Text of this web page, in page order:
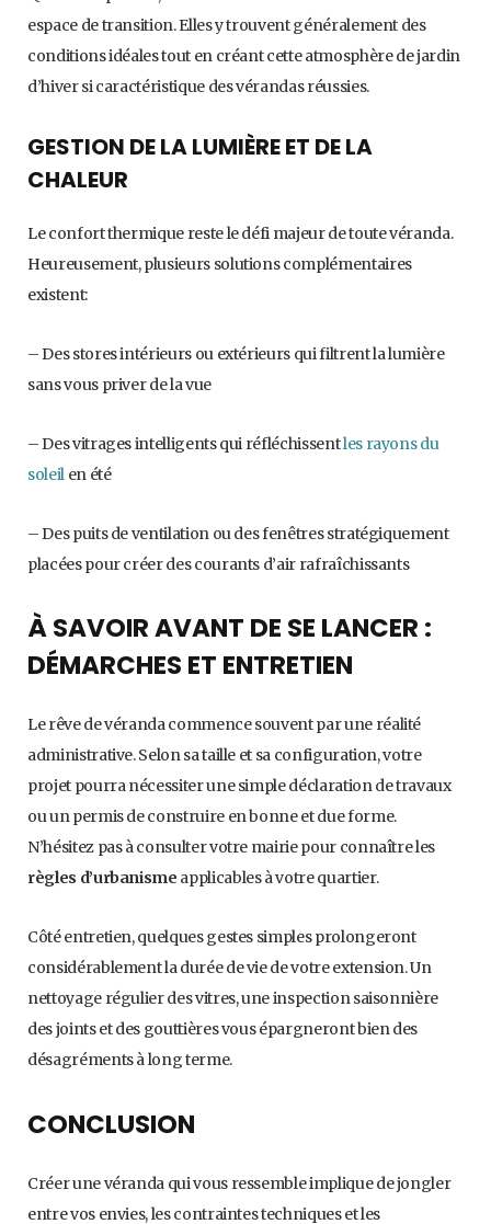
espace de transition. Elles y trouvent généralement des
conditions idéales tout en créant cette atmosphère de jardin
d’hiver si caractéristique des vérandas réussies.
GESTION DE LA LUMIÈRE ET DE LA
CHALEUR
Le confort thermique reste le défi majeur de toute véranda.
Heureusement, plusieurs solutions complémentaires
existent:
– Des stores intérieurs ou extérieurs qui filtrent la lumière
sans vous priver de la vue
– Des vitrages intelligents qui réfléchissentles rayons du
soleilen été
– Des puits de ventilation ou des fenêtres stratégiquement
placées pour créer des courants d’air rafraîchissants
À SAVOIR AVANT DE SE LANCER :
DÉMARCHES ET ENTRETIEN
Le rêve de véranda commence souvent par une réalité
administrative. Selon sa taille et sa configuration, votre
projet pourra nécessiter une simple déclaration de travaux
ou un permis de construire en bonne et due forme.
N’hésitez pas à consulter votre mairie pour connaître les
règles d’urbanisme applicables à votre quartier.
Côté entretien, quelques gestes simples prolongeront
considérablement la durée de vie de votre extension. Un
nettoyage régulier des vitres, une inspection saisonnière
des joints et des gouttières vous épargneront bien des
désagréments à long terme.
CONCLUSION
Créer une véranda qui vous ressemble implique de jongler
entre vos envies, les contraintes techniques et les